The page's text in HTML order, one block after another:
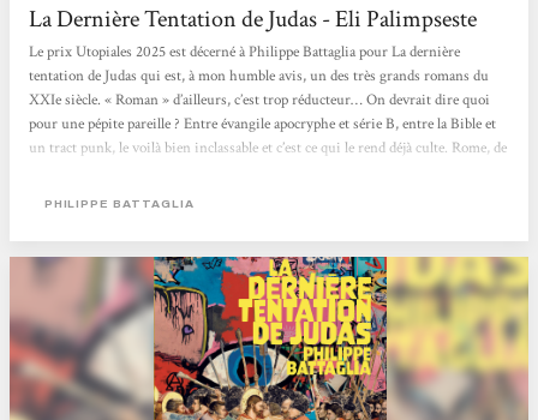
La Dernière Tentation de Judas - Eli Palimpseste
Le prix Utopiales 2025 est décerné à Philippe Battaglia pour La dernière
tentation de Judas qui est, à mon humble avis, un des très grands romans du
XXIe siècle. « Roman » d’ailleurs, c’est trop réducteur… On devrait dire quoi
pour une pépite pareille ? Entre évangile apocryphe et série B, entre la Bible et
un tract punk, le voilà bien inclassable et c’est ce qui le rend déjà culte. Rome, de
pour évangéliser le monde. 2000 ans qu’ils prêchent,...
PHILIPPE BATTAGLIA